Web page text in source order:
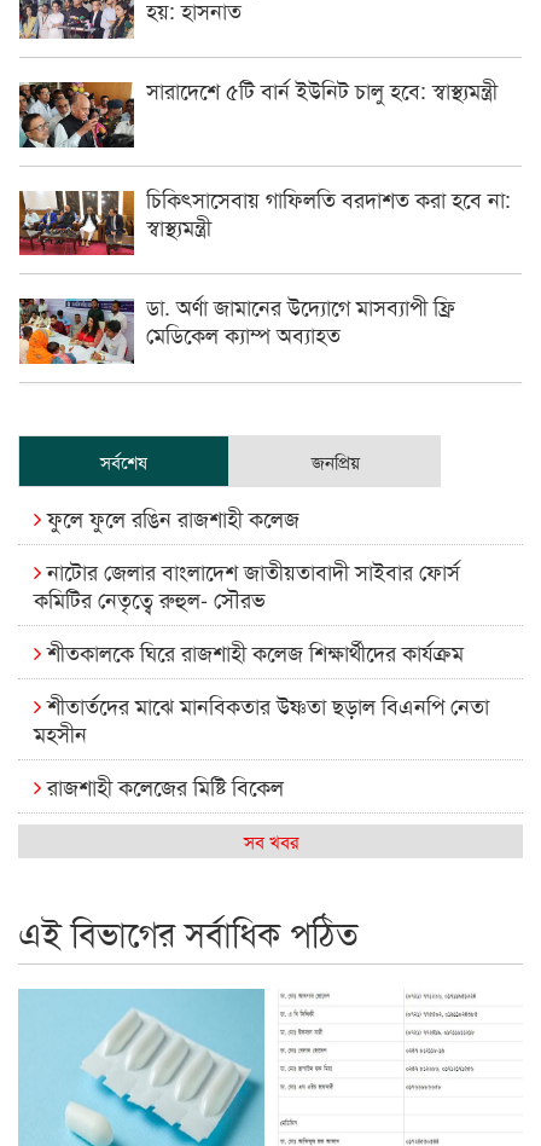
হয়: হাসনাত
সারাদেশে ৫টি বার্ন ইউনিট চালু হবে: স্বাস্থ্যমন্ত্রী
চিকিৎসাসেবায় গাফিলতি বরদাশত করা হবে না:
স্বাস্থ্যমন্ত্রী
ডা. অর্ণা জামানের উদ্যোগে মাসব্যাপী ফ্রি
মেডিকেল ক্যাম্প অব্যাহত
সর্বশেষ জনপ্রিয়
ফুলে ফুলে রঙিন রাজশাহী কলেজ
নাটোর জেলার বাংলাদেশ জাতীয়তাবাদী সাইবার ফোর্স
কমিটির নেতৃত্বে রুহুল- সৌরভ
শীতকালকে ঘিরে রাজশাহী কলেজ শিক্ষার্থীদের কার্যক্রম
শীতার্তদের মাঝে মানবিকতার উষ্ণতা ছড়াল বিএনপি নেতা
মহসীন
রাজশাহী কলেজের মিষ্টি বিকেল
কেমন আছে আমাদের দেশের মধ্যবিত্তরা
রাজশাইন একাডেমির ফল প্রকাশ ও পুরস্কার বিতরণ
রাজশাহী কলেজের শিক্ষার্থী শাখাওয়াত পেলেন স্টার এক্সিলেন্স
বিশ্ব নদী বিবস উপলক্ষে নদী সুরক্ষায় নাওযাত্রা
খেলার মাঠে বানানো হয়েছে গর্ত ঝুঁকিতে আষাড়িয়াদহর দুই
সব খবর
এই বিভাগের সর্বাধিক পঠিত